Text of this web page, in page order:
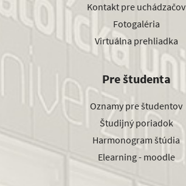
Kontakt pre uchádzačov
Fotogaléria
Virtuálna prehliadka
Pre študenta
Oznamy pre študentov
Študijný poriadok
Harmonogram štúdia
Elearning - moodle